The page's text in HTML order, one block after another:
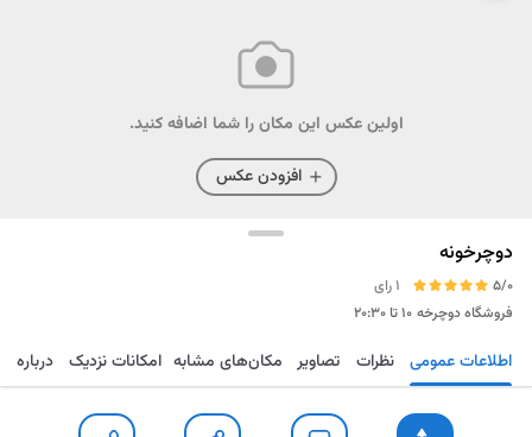
اولین عکس این مکان را شما اضافه کنید.
افزودن عکس
دوچرخونه
5/0
1 رای
فروشگاه دوچرخه ۱۰ تا ۲۰:۳۰
مسیریابی ذخیره ارسال تماس اطلاعات عمومی نظرات تصاویر مکان‌های مشابه امکانات نزدیک درباره